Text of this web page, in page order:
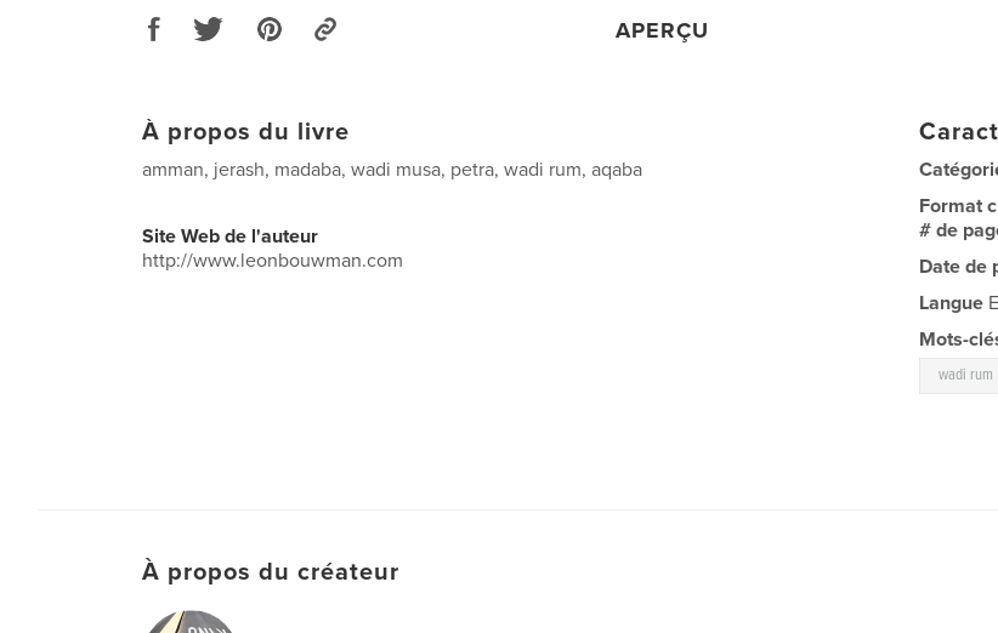
APERÇU
À propos du livre
amman, jerash, madaba, wadi musa, petra, wadi rum, aqaba
Site Web de l'auteur
http://www.leonbouwman.com
Format
# de
Date de
Langue
Mots-
wadi rum
À propos du créateur